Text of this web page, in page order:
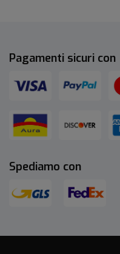
Pagamenti sicuri con
Spediamo con